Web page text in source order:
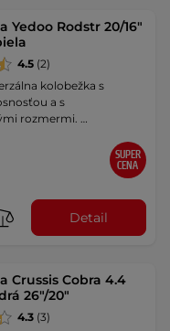
Yedoo Rodstr 20/16"
4.5 (2)
kolobežka s
a s
rozmermi. …
SUPER
CENA
Detail
Crussis Cobra 4.4
26"/20"
4.3 (3)